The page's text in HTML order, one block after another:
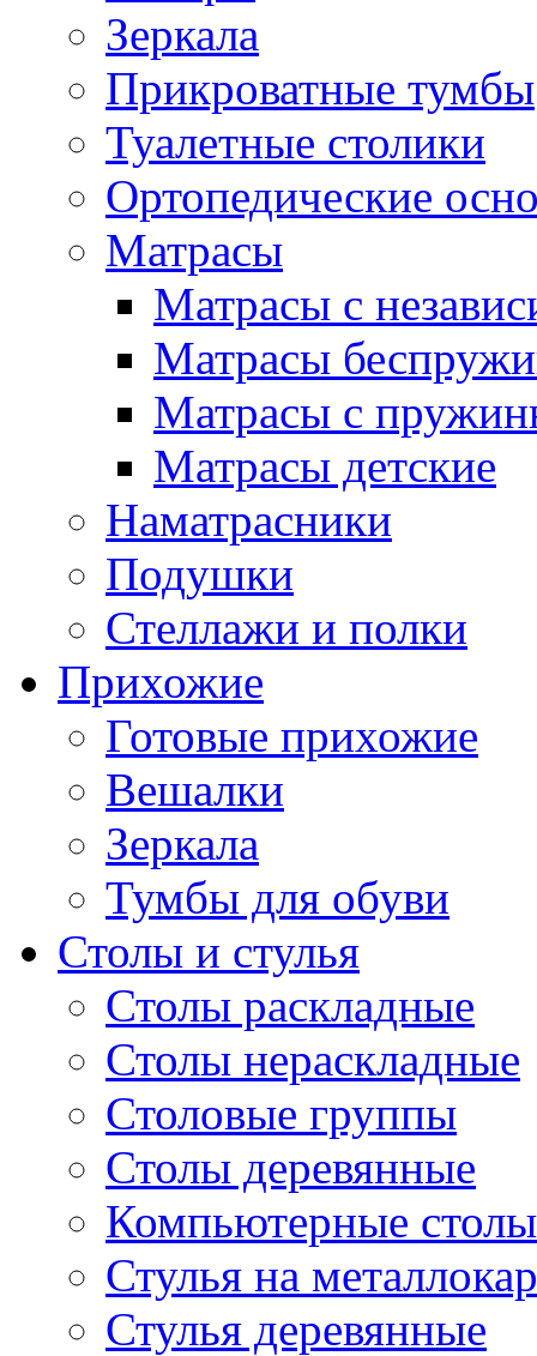
Зеркала
Прикроватные тумбы
Туалетные столики
Ортопедические
Матрасы
Матрасы с
Матрасы
Матрасы с
Матрасы детские
Наматрасники
Подушки
Стеллажи и полки
Прихожие
Готовые прихожие
Вешалки
Зеркала
Тумбы для обуви
Столы и стулья
Столы раскладные
Столы нераскладные
Столовые группы
Столы деревянные
Компьютерные столы
Стулья на
Стулья деревянные